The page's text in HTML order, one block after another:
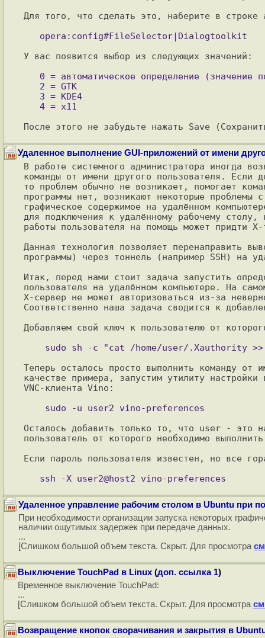
Для того, что сделать это, наберите в строке
У вас появится выбор из следующих значений:
Удаленное выполнение GUI-приложений от имени
В работе системного администратора иногда
команды от имени другого пользователя. Если
то проблем обычно не возникает, помогает
программы нет, возникают некоторые проблемы
графическое содержимое на удалённом
для подключения к удалённому рабочему
работы пользователя на помощь может придти
Данная технология позволяет перенаправить
программы) через тоннель (например SSH) на
Итак, перед нами стоит задача запустить
пользователя на удалённом компьютере. На
X-сервер не может авторизоваться из-за
Соответственно наша задача сводится к
Добавляем свой ключ к пользователю от
Теперь осталось просто выполнить команду от
качестве примера, запустим утилиту настройки
VNC-клиента Vino:
Осталось добавить только то, что user - это
пользователь от которого необходимо
Если пароль пользователя известен, но все
Удаленное управление рабочим столом в Ubuntu при
При необходимости организации запуска некоторых
наличии ощутимых задержек при передаче данных.
...
[Слишком большой объем текста. Скрыт. Для просмотра
Выключение TouchPad в Linux (доп. ссылка 1)
Временное выключение TouchPad:
...
[Слишком большой объем текста. Скрыт. Для просмотра
Возвращение кнопок сворачивания и закрытия в